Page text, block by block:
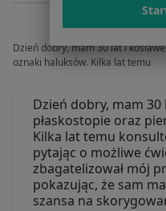
Dzień dobry, mam 30 lat i
oznaki haluksów. Kilka lat temu
Dzień dobry, mam
płaskostopie oraz
Kilka lat temu
pytając o możliwe
zbagatelizował mój
pokazując, że sam
szansa na